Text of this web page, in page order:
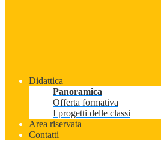
Didattica
Panoramica
Offerta formativa
I progetti delle classi
Area riservata
Contatti